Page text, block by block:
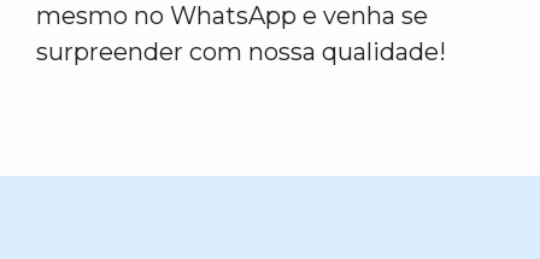
mesmo no WhatsApp e venha se
surpreender com nossa qualidade!